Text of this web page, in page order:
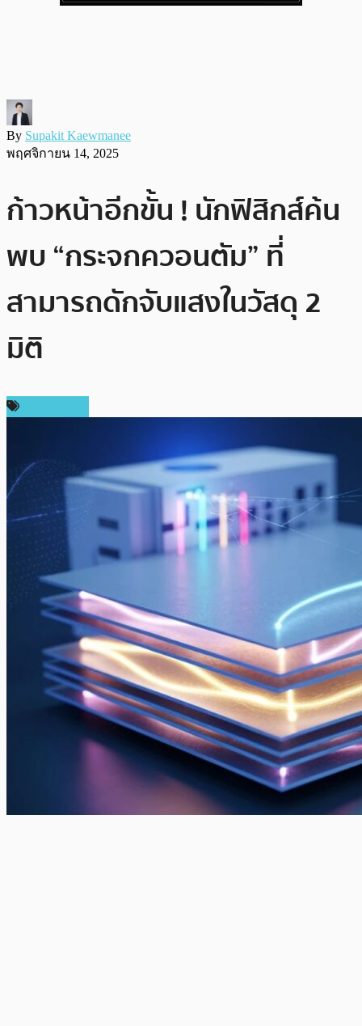
By Supakit Kaewmanee
พฤศจิกายน 14, 2025
ก้าวหน้าอีกขั้น ! นักฟิสิกส์ค้น
พบ “กระจกควอนตัม” ที่
สามารถดักจับแสงในวัสดุ 2
มิติ